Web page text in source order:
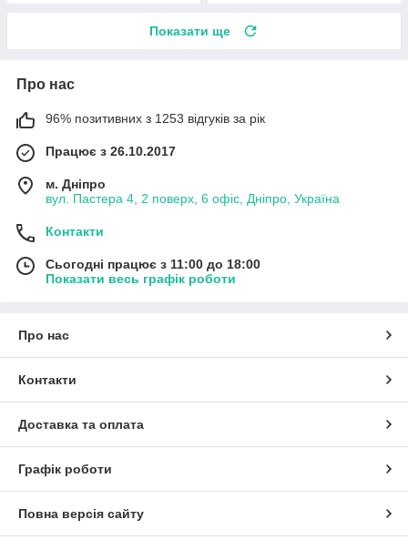
Показати ще
Про нас
96% позитивних з 1253 відгуків за рік
Працює з 26.10.2017
м. Дніпро
вул. Пастера 4, 2 поверх, 6 офіс, Дніпро, Україна
Контакти
Сьогодні працює з 11:00 до 18:00
Показати весь графік роботи
Про нас
Контакти
Доставка та оплата
Графік роботи
Повна версія сайту